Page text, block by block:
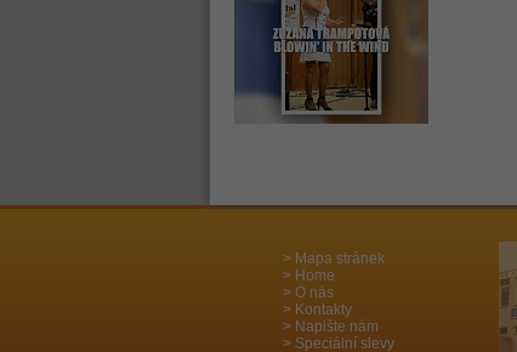
Mapa stránek
Home
O nás
Kontakty
Napište nám
Speciální slevy